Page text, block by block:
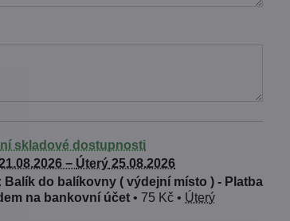
skladové dostupnosti
− Úterý 25.08.2026
Balík do balíkovny ( výdejní místo ) - Platba
na bankovní účet• 75 Kč • Úterý